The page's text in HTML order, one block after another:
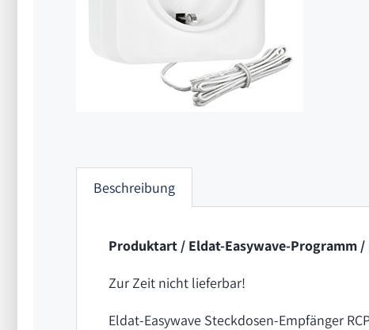
Beschreibung
Produktart / Eldat-Easywave-Programm /
Zur Zeit nicht lieferbar!
Eldat-Easywave Steckdosen-Empfänger